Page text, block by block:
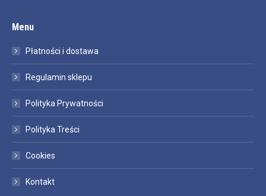
Menu
Płatności i dostawa
Regulamin sklepu
Polityka Prywatności
Polityka Treści
Cookies
Kontakt